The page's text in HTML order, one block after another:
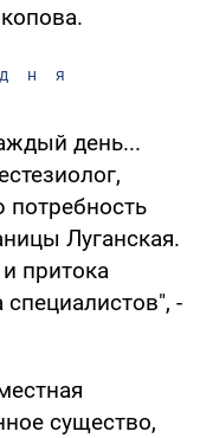
день...
потребность
Луганская.
притока
-
существо,